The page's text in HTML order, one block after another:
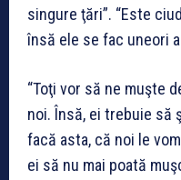
singure ţări”. “Este
însă ele se fac uneori
“Toţi vor să ne muşte
noi. Însă, ei trebuie să
facă asta, că noi le
ei să nu mai poată